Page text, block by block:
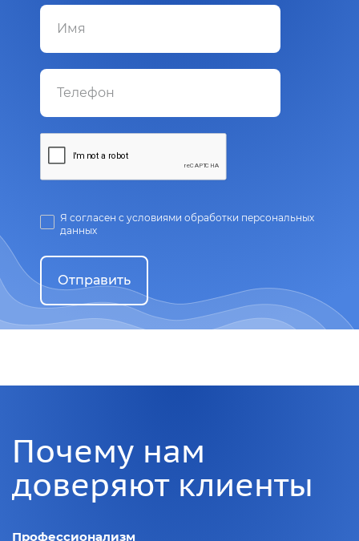
Я согласен с условиями обработки персональных
данных
Отправить
Почему нам
доверяют клиенты
Профессионализм